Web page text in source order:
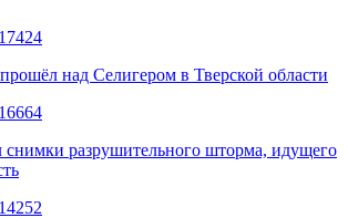
17424
над Селигером в Тверской области
16664
снимки разрушительного шторма, идущего
14252